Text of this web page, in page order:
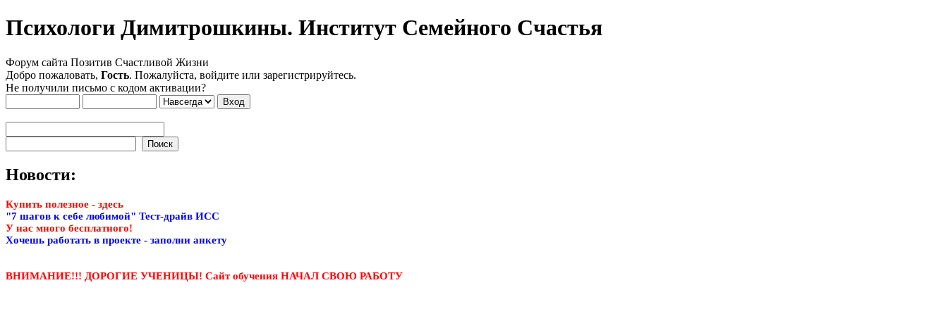
Психологи Димитрошкины. Институт Семейного Счастья
Форум сайта Позитив Счастливой Жизни
Добро пожаловать, Гость. Пожалуйста, войдите или зарегистрируйтесь.
Не получили письмо с кодом активации?
Новости:
Купить полезное - здесь
"7 шагов к себе любимой" Тест-драйв ИСС
У нас много бесплатного!
Хочешь работать в проекте - заполни анкету
ВНИМАНИЕ!!! ДОРОГИЕ УЧЕНИЦЫ! Сайт обучения НАЧАЛ СВОЮ РАБОТУ